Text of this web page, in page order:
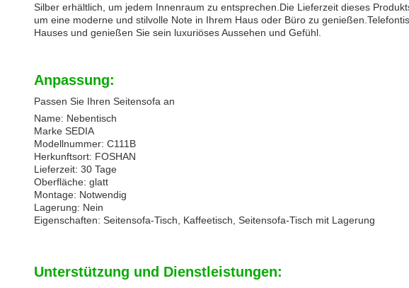
Silber erhältlich, um jedem Innenraum zu entsprechen.Die Lieferzeit dieses
um eine moderne und stilvolle Note in Ihrem Haus oder Büro zu
Hauses und genießen Sie sein luxuriöses Aussehen und Gefühl.
Anpassung:
Passen Sie Ihren Seitensofa an
Name: Nebentisch
Marke SEDIA
Modellnummer: C111B
Herkunftsort: FOSHAN
Lieferzeit: 30 Tage
Oberfläche: glatt
Montage: Notwendig
Lagerung: Nein
Eigenschaften: Seitensofa-Tisch, Kaffeetisch, Seitensofa-Tisch mit Lagerung
Unterstützung und Dienstleistungen: